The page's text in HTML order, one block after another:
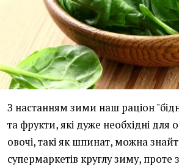
З настанням зими наш раціон
та фрукти, які дуже необхідні для
овочі, такі як шпинат, можна
супермаркетів круглу зиму, проте